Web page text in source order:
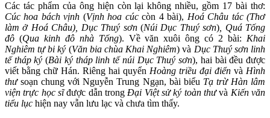
Các tác phẩm của ông hiện còn lại không nhiều, gồm 17 bài thơ:
Cúc hoa bách vịnh (Vịnh hoa cúccòn 4 bài), Hoá Châu tác (Thơ
làm ở Hoá Châu), Dục Thuý sơn (Núi Dục Thuý sơn), Quá Tống
đô (Qua kinh đô nhà Tống). Về văn xuôi ông có 2 bài:Khai
Nghiêm tự bi ký (Văn bia chùa Khai Nghiêm) và Dục Thuý sơn linh
tế tháp ký (Bài ký tháp linh tế núi Dục Thuý sơn), hai bài đều được
viết bằng chữ Hán. Riêng hai quyển Hoàng triều đại điển và Hình
thưsoạn chung với Nguyễn Trung Ngạn, bài biểu Tạ trừ Hàn lâm
viện trực học sĩđược dẫn trongĐại Việt sử ký toàn thưvà Kiến văn
tiểu lục hiện nay vẫn lưu lạc và chưa tìm thấy.